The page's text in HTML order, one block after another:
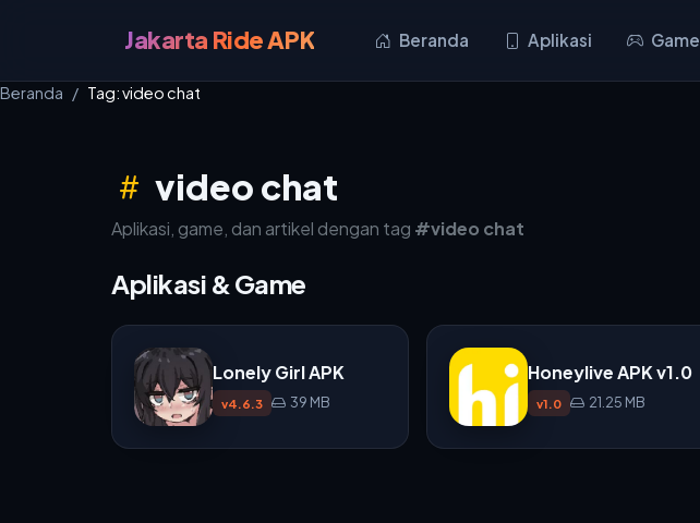
Jakarta Ride APK Beranda Aplikasi Game
Beranda Tag: video chat
video chat
Aplikasi, game, dan artikel dengan tag #video chat
Aplikasi & Game
Lonely Girl APK
v4.6.3 39 MB
Honeylive APK v1.0
v1.0 21.25 MB